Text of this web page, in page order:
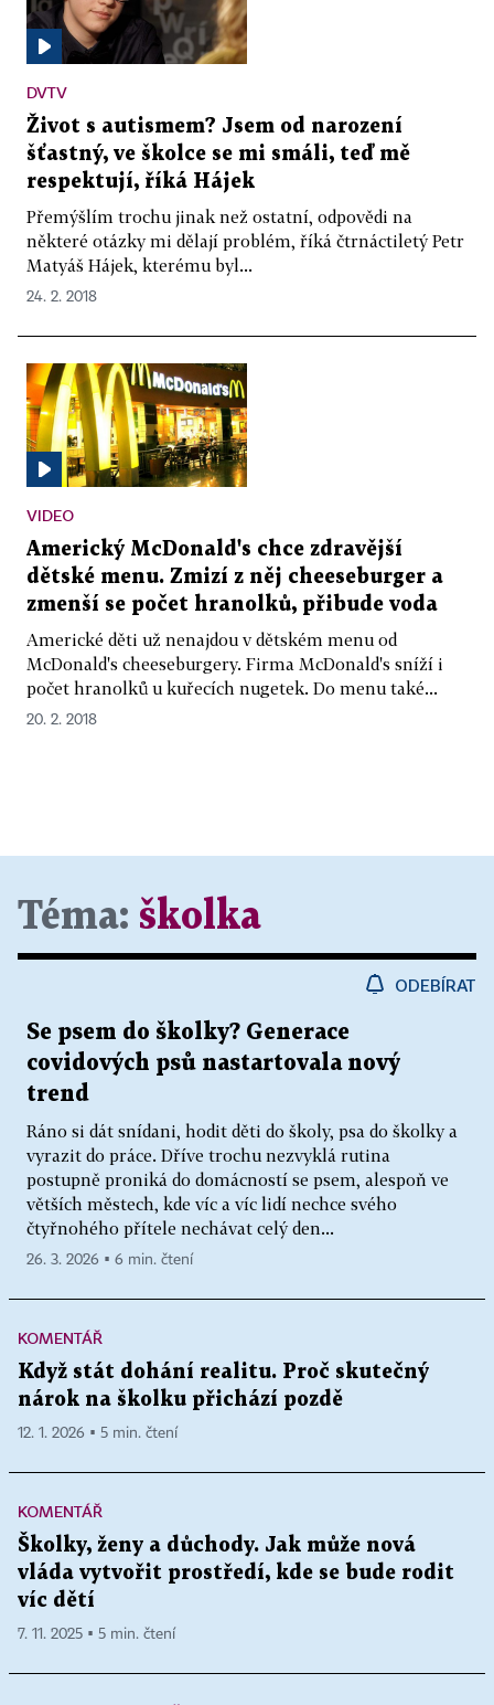
DVTV
Život s autismem? Jsem od narození
šťastný, ve školce se mi smáli, teď mě
respektují, říká Hájek
Přemýšlím trochu jinak než ostatní, odpovědi na
některé otázky mi dělají problém, říká čtrnáctiletý Petr
Matyáš Hájek, kterému byl...
24. 2. 2018
VIDEO
Americký McDonald's chce zdravější
dětské menu. Zmizí z něj cheeseburger a
zmenší se počet hranolků, přibude voda
Americké děti už nenajdou v dětském menu od
McDonald's cheeseburgery. Firma McDonald's sníží i
počet hranolků u kuřecích nugetek. Do menu také...
20. 2. 2018
Téma: školka
ODEBÍRAT
Se psem do školky? Generace
covidových psů nastartovala nový
trend
Ráno si dát snídani, hodit děti do školy, psa do školky a
vyrazit do práce. Dříve trochu nezvyklá rutina
postupně proniká do domácností se psem, alespoň ve
větších městech, kde víc a víc lidí nechce svého
čtyřnohého přítele nechávat celý den...
26. 3. 2026 ▪ 6 min. čtení
KOMENTÁŘ
Když stát dohání realitu. Proč skutečný
nárok na školku přichází pozdě
12. 1. 2026 ▪ 5 min. čtení
KOMENTÁŘ
Školky, ženy a důchody. Jak může nová
vláda vytvořit prostředí, kde se bude rodit
víc dětí
7. 11. 2025 ▪ 5 min. čtení